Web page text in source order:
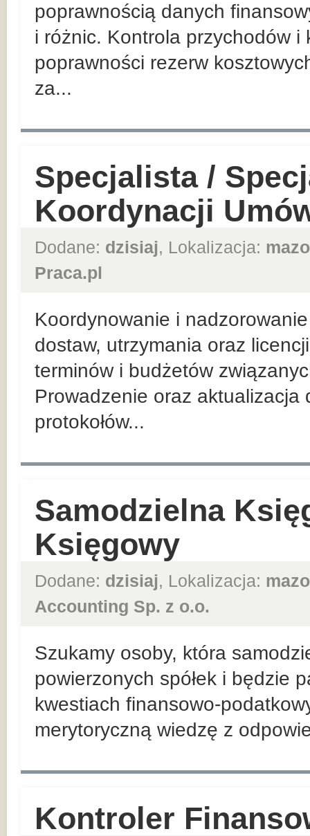
poprawnością danych
i różnic. Kontrola przychodów i
poprawności rezerw
za...
Specjalista /
Koordynacji
Dodane: dzisiaj, Lokalizacja:
Praca.pl
Koordynowanie i
dostaw, utrzymania oraz
terminów i budżetów
Prowadzenie oraz
protokołów...
Samodzielna
Księgowy
Dodane: dzisiaj, Lokalizacja:
Accounting Sp. z o.o.
Szukamy osoby, która
powierzonych spółek i będzie
kwestiach finansowo-
merytoryczną wiedzę z
Kontroler